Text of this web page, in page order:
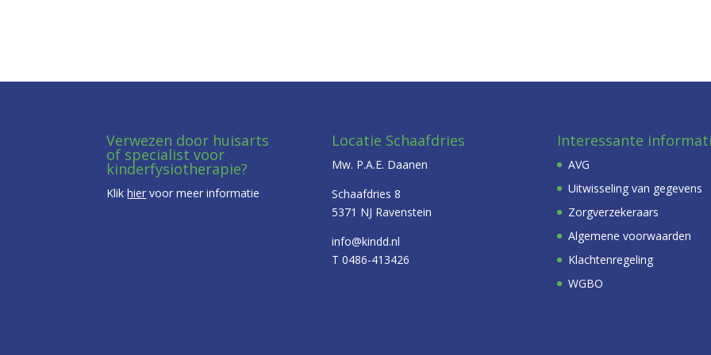
Verwezen door huisarts
of specialist voor
kinderfysiotherapie?
Klikhier voor meer informatie
Locatie Schaafdries
Mw. P.A.E. Daanen
Schaafdries 8
5371 NJ Ravenstein
info@kindd.nl
T 0486-413426
Interessante
AVG
Uitwisseling van gegevens
Zorgverzekeraars
Algemene voorwaarden
Klachtenregeling
WGBO